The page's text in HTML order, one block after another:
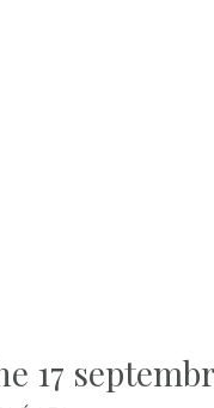
17